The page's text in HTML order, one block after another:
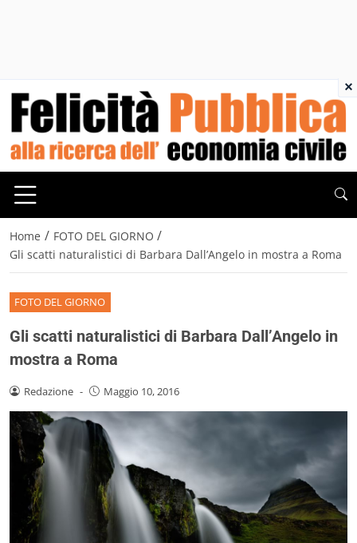
Home / FOTO DEL GIORNO /
Gli scatti naturalistici di Barbara Dall’Angelo in mostra a Roma
FOTO DEL GIORNO
Gli scatti naturalistici di Barbara Dall’Angelo in
mostra a Roma
Redazione - Maggio 10, 2016
×